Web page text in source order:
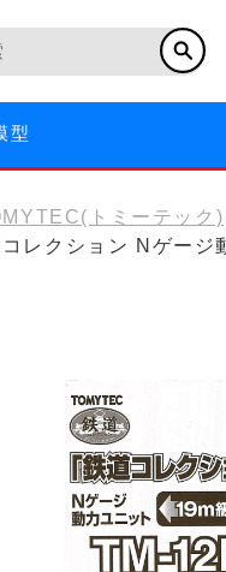
型
トミーテック)
レクション Nゲージ